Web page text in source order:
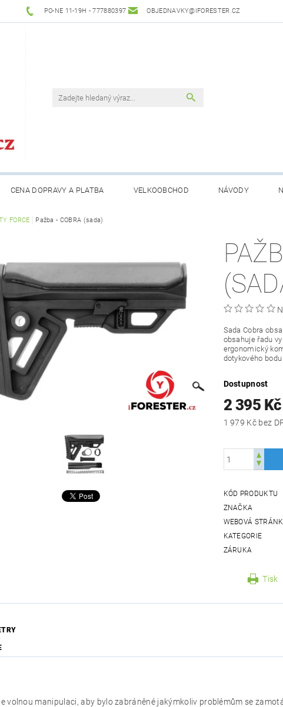
PO-NE 11-19H - 777880397 OBJEDNAVKY@IFORESTER.CZ
CENA DOPRAVY A PLATBA VELKOOBCHOD NÁVODY
FORCE Pažba - COBRA (sada)
Sada Cobra
obsahuje řadu
ergonomický
dotykového
Dostupnost
2 395 Kč
1 979 Kč bez
KÓD PRODUKTU
ZNAČKA
WEBOVÁ
KATEGORIE
ZÁRUKA
Tisk
volnou manipulaci, aby bylo zabráněné jakýmkoliv problémům se